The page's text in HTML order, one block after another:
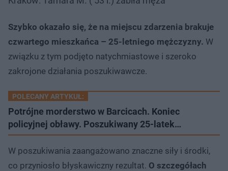
Szybko okazało się, że na miejscu zdarzenia brakuje
czwartego mieszkańca – 25-letniego mężczyzny. W
związku z tym podjęto natychmiastowe i szeroko
zakrojone działania poszukiwawcze.
POLECANY ARTYKUŁ:
Potrójne morderstwo w Barcicach. Koniec
policyjnej obławy. Poszukiwany 25-latek…
W poszukiwania zaangażowano znaczne siły i środki,
co przyniosło błyskawiczny rezultat. O szczegółach